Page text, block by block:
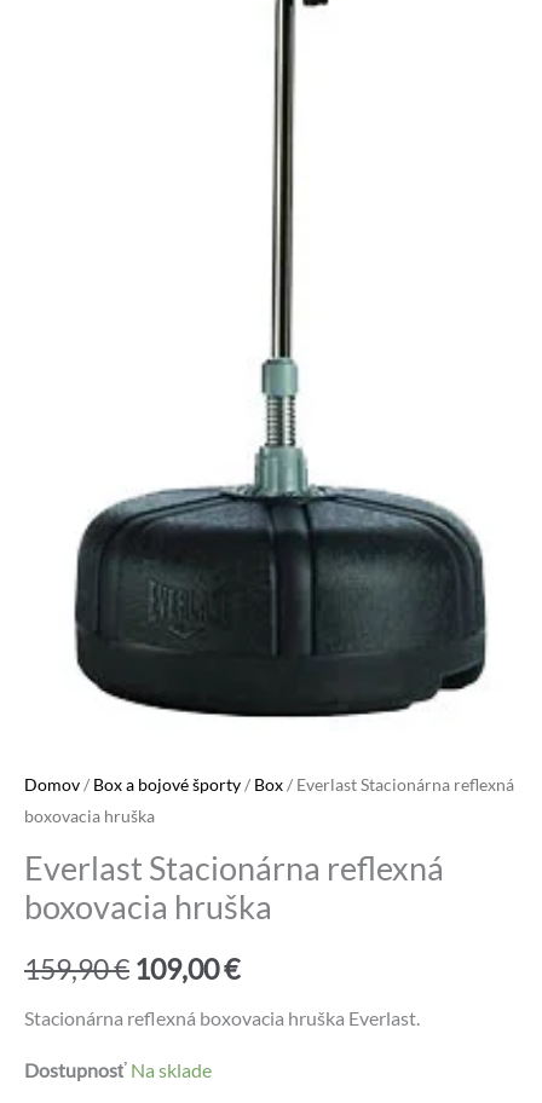
Domov/ Box a bojové športy/ Box/ Everlast Stacionárna reflexná
boxovacia hruška
Everlast Stacionárna reflexná
boxovacia hruška
159,90€ Pôvodná
cena
bola:
109,00€Aktuálna
cena
Stacionárna reflexná boxovacia hruška Everlast.
Dostupnosť Na sklade